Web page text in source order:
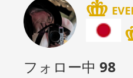
フォロー中 98